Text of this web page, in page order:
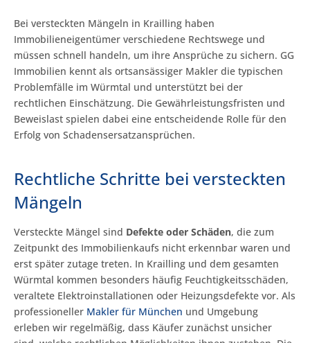
Bei versteckten Mängeln in Krailling haben
Immobilieneigentümer verschiedene Rechtswege und
müssen schnell handeln, um ihre Ansprüche zu sichern. GG
Immobilien kennt als ortsansässiger Makler die typischen
Problemfälle im Würmtal und unterstützt bei der
rechtlichen Einschätzung. Die Gewährleistungsfristen und
Beweislast spielen dabei eine entscheidende Rolle für den
Erfolg von Schadensersatzansprüchen.
Rechtliche Schritte bei versteckten
Mängeln
Versteckte Mängel sind Defekte oder Schäden, die zum
Zeitpunkt des Immobilienkaufs nicht erkennbar waren und
erst später zutage treten. In Krailling und dem gesamten
Würmtal kommen besonders häufig Feuchtigkeitsschäden,
veraltete Elektroinstallationen oder Heizungsdefekte vor. Als
professioneller Makler für München und Umgebung
erleben wir regelmäßig, dass Käufer zunächst unsicher